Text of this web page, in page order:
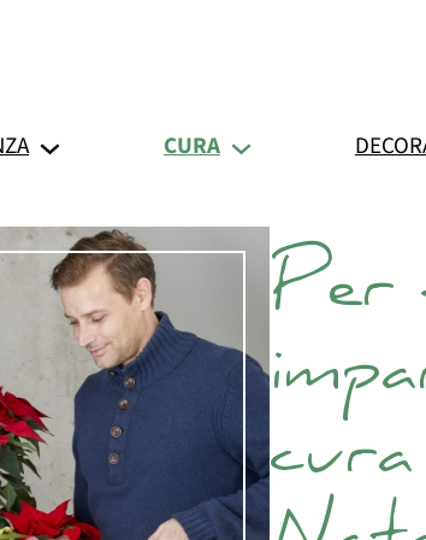
CURA
Per